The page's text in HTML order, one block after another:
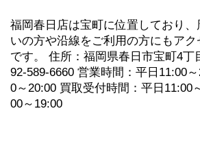
福岡春日店は宝町に位置しており、
いの方や沿線をご利用の方にもア
です。 住所：福岡県春日市宝町4丁
92-589-6660 営業時間：平日11:00
0～20:00 買取受付時間：平日11:00
00～19:00